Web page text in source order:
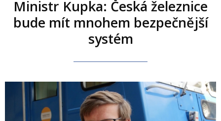
Ministr Kupka: Česká železnice
bude mít mnohem bezpečnější
systém